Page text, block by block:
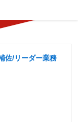
佐/リーダー業務